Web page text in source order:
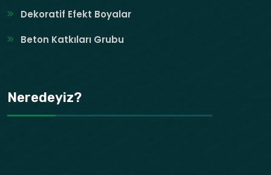
Dekoratif Efekt Boyalar
Beton Katkıları Grubu
Neredeyiz?